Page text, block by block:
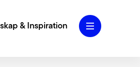
& Inspiration